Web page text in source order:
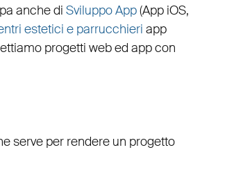
anche di Sviluppo App(App iOS,
estetici e parrucchieri app
progetti webed appcon
serve per rendere un progetto